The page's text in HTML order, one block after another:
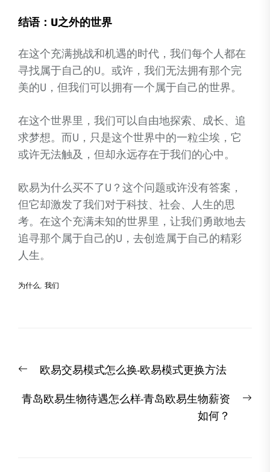
结语：U之外的世界
在这个充满挑战和机遇的时代，我们每个人都在
寻找属于自己的U。或许，我们无法拥有那个完
美的U，但我们可以拥有一个属于自己的世界。
在这个世界里，我们可以自由地探索、成长、追
求梦想。而U，只是这个世界中的一粒尘埃，它
或许无法触及，但却永远存在于我们的心中。
欧易为什么买不了U？这个问题或许没有答案，
但它却激发了我们对于科技、社会、人生的思
考。在这个充满未知的世界里，让我们勇敢地去
追寻那个属于自己的U，去创造属于自己的精彩
人生。
为什么, 我们
章
导
Previous欧易交易模式怎么换-欧易模式更换方法
青岛欧易生物待遇怎么样-青岛欧易生物薪资
如何？